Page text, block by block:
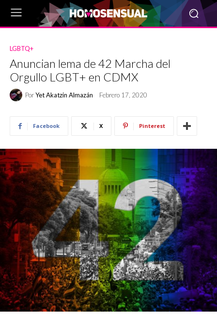
LGBTQ+
Anuncian lema de 42 Marcha del
Orgullo LGBT+ en CDMX
PorYet Akatzin Almazán Febrero 17, 2020
Facebook X Pinterest